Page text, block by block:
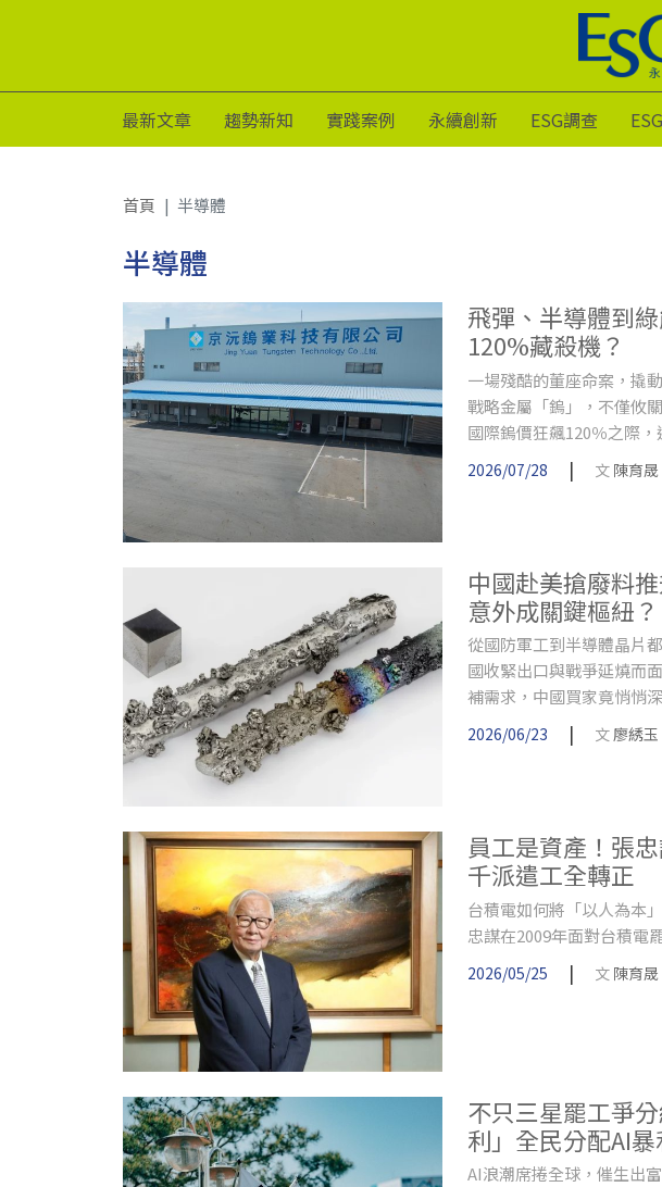
最新文章 趨勢新知 實踐案例 永續創新 ESG調查
首頁 半導體
半導體
飛彈、半導體到
120%藏殺機？
一場殘酷的董座命案，撬
戰略金屬「鎢」，不僅攸
國際鎢價狂飆120％之際
2026/07/28 | 文 陳育晟
中國赴美搶廢料
意外成關鍵樞紐？
從國防軍工到半導體晶片
國收緊出口與戰爭延燒而
補需求，中國買家竟悄悄
倍的價格瘋狂掃貨，不僅
台灣悄悄成為這條灰色供
層掏空，美國的「去中化
2026/06/23 | 文廖綉玉
員工是資產！張
千派遣工全轉正
台積電如何將「以人為本
忠謀在2009年面對台積電
2026/05/25 | 文 陳育晟
不只三星罷工爭
利」全民分配AI
AI浪潮席捲全球，催生出